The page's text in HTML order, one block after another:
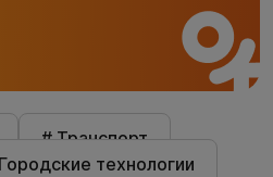
# Транспорт
технологии